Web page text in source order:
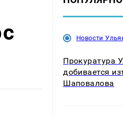
Новости
Прокуратура
добивается
Шаповалова